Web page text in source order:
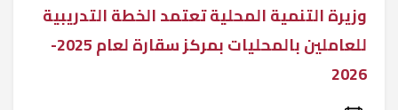
وزيرة التنمية المحلية تعتمد الخطة التدريبية
للعاملين بالمحليات بمركز سقارة لعام 2025-
2026